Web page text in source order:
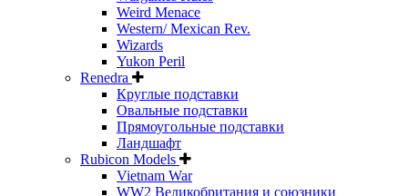
Weird Menace
Western/ Mexican Rev.
Wizards
Yukon Peril
Renedra
Круглые подставки
Овальные подставки
Прямоугольные подставки
Ландшафт
Rubicon Models
Vietnam War
WW2 Великобритания и союзники